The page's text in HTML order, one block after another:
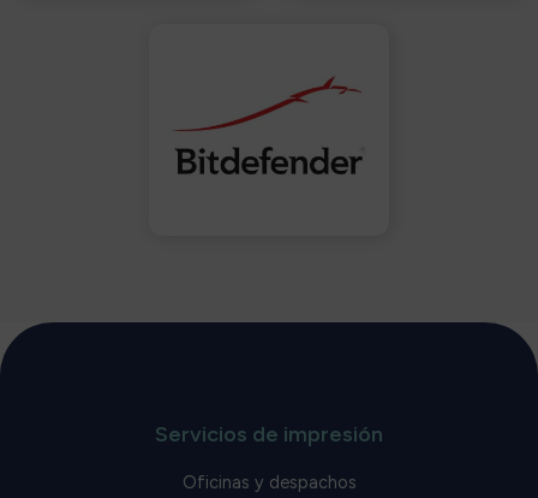
Servicios de impresión
Oficinas y despachos